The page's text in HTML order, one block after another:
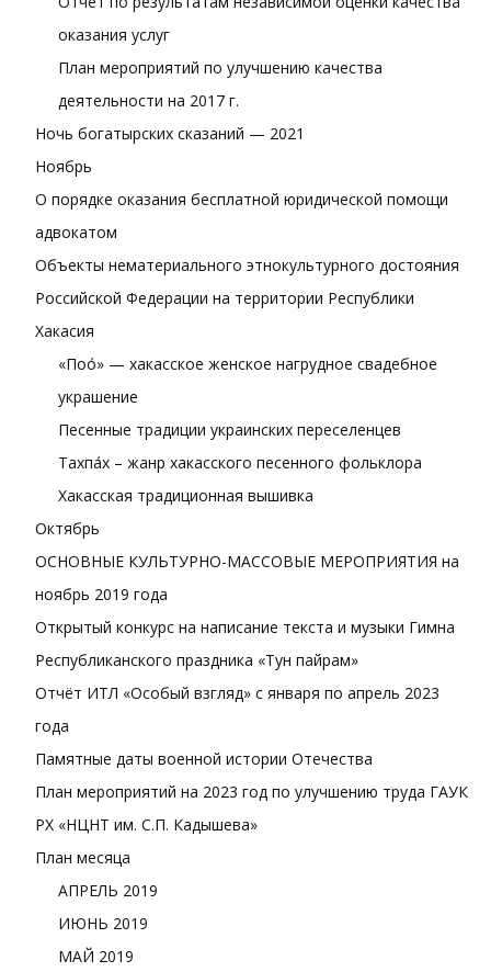
оказания услуг
План мероприятий по улучшению качества
деятельности на 2017 г.
Ночь богатырских сказаний — 2021
Ноябрь
О порядке оказания бесплатной юридической помощи
адвокатом
Объекты нематериального этнокультурного достояния
Российской Федерации на территории Республики
Хакасия
«Поғо́» — хакасское женское нагрудное свадебное
украшение
Песенные традиции украинских переселенцев
Тахпа́х – жанр хакасского песенного фольклора
Хакасская традиционная вышивка
Октябрь
ОСНОВНЫЕ КУЛЬТУРНО-МАССОВЫЕ МЕРОПРИЯТИЯ на
ноябрь 2019 года
Открытый конкурс на написание текста и музыки Гимна
Республиканского праздника «Тун пайрам»
Отчёт ИТЛ «Особый взгляд» с января по апрель 2023
года
Памятные даты военной истории Отечества
План мероприятий на 2023 год по улучшению труда ГАУК
РХ «НЦНТ им. С.П. Кадышева»
План месяца
АПРЕЛЬ 2019
ИЮНЬ 2019
МАЙ 2019